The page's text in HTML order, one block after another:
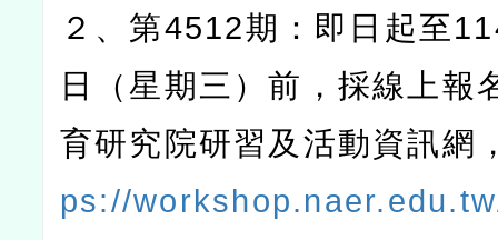
２、第4512期：即日起至
日（星期三）前，採線上報
育研究院研習及活動資訊網
ps://